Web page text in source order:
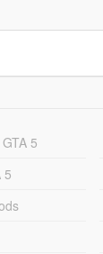
5
5